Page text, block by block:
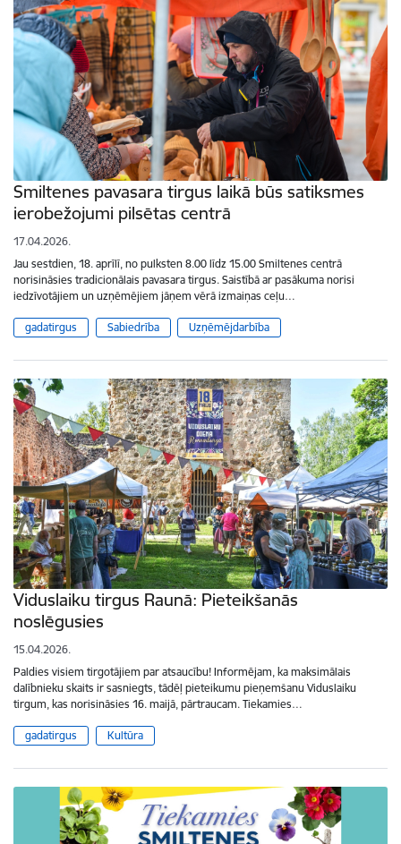
Smiltenes pavasara tirgus laikā būs satiksmes
ierobežojumi pilsētas centrā
17.04.2026.
Jau sestdien, 18. aprīlī, no pulksten 8.00 līdz 15.00 Smiltenes centrā
norisināsies tradicionālais pavasara tirgus. Saistībā ar pasākuma norisi
iedzīvotājiem un uzņēmējiem jāņem vērā izmaiņas ceļu…
gadatirgus Sabiedrība Uzņēmējdarbība
Viduslaiku tirgus Raunā: Pieteikšanās
noslēgusies
15.04.2026.
Paldies visiem tirgotājiem par atsaucību! Informējam, ka maksimālais
dalībnieku skaits ir sasniegts, tādēļ pieteikumu pieņemšanu Viduslaiku
tirgum, kas norisināsies 16. maijā, pārtraucam. Tiekamies…
gadatirgus Kultūra